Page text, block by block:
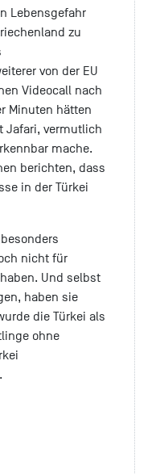
Lebensgefahr
zu
von der EU
Videocall nach
Minuten hätten
Jafari, vermutlich
mache.
berichten, dass
in der Türkei
nicht für
Und selbst
haben sie
die Türkei als
ohne